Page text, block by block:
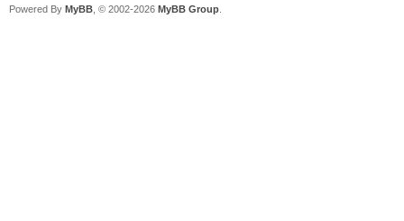
Powered By MyBB , © 2002-2026 MyBB Group